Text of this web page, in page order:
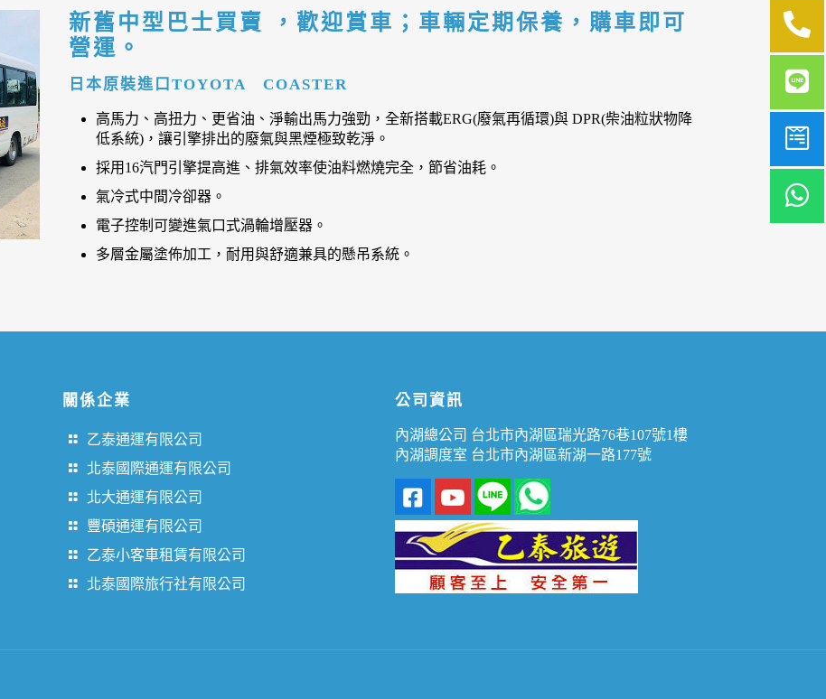
新舊中型巴士買賣 ，歡迎賞車；車輛定期保養，購車即可
營運。
日本原裝進口TOYOTA COASTER
高馬力、高扭力、更省油、淨輸出馬力強勁，全新搭載ERG(廢氣再循環)與 DPR(柴油粒狀物降
低系統)，讓引擎排出的廢氣與黑煙極致乾淨。
採用16汽門引擎提高進、排氣效率使油料燃燒完全，節省油耗。
氣冷式中間冷卻器。
電子控制可變進氣口式渦輪增壓器。
多層金屬塗佈加工，耐用與舒適兼具的懸吊系統。
關係企業
乙泰通運有限公司
北泰國際通運有限公司
北大通運有限公司
豐碩通運有限公司
乙泰小客車租賃有限公司
北泰國際旅行社有限公司
公司資訊
內湖總公司 台北市內湖區瑞光路76巷107號1樓
內湖調度室 台北市內湖區新湖一路177號